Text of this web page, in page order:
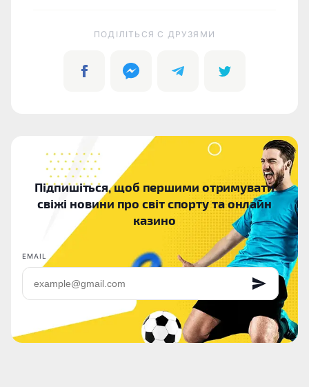
ПОДІЛІТЬСЯ C ДРУЗЯМИ
Підпишіться, щоб першими отримувати
свіжі новини про світ спорту та онлайн
казино
EMAIL